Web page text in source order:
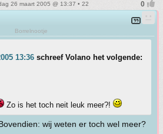
26 maart 2005 @ 13:37 • 22
Borrelnootje
13:36 schreef Volano het volgende:
Zo is het toch neit leuk meer?!
wij weten er toch wel meer?